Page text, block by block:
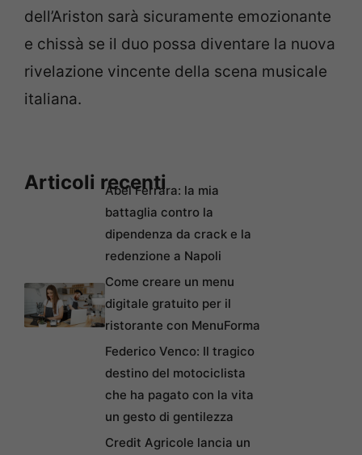
dell’Ariston sarà sicuramente emozionante
e chissà se il duo possa diventare la nuova
rivelazione vincente della scena musicale
italiana.
Articoli recenti
Abel Ferrara: la mia
battaglia contro la
dipendenza da crack e la
redenzione a Napoli
Come creare un menu
digitale gratuito per il
ristorante con MenuForma
Federico Venco: Il tragico
destino del motociclista
che ha pagato con la vita
un gesto di gentilezza
Credit Agricole lancia un